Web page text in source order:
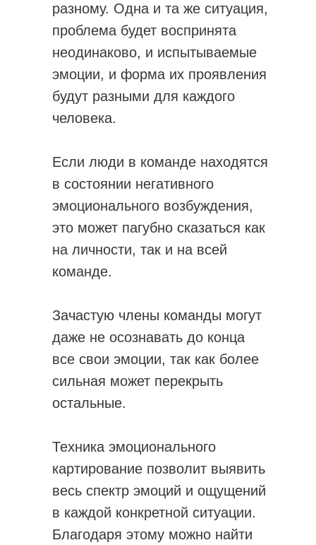
разному. Одна и та же ситуация,
проблема будет воспринята
неодинаково, и испытываемые
эмоции, и форма их проявления
будут разными для каждого
человека.
Если люди в команде находятся
в состоянии негативного
эмоционального возбуждения,
это может пагубно сказаться как
на личности, так и на всей
команде.
Зачастую члены команды могут
даже не осознавать до конца
все свои эмоции, так как более
сильная может перекрыть
остальные.
Техника эмоционального
картирование позволит выявить
весь спектр эмоций и ощущений
в каждой конкретной ситуации.
Благодаря этому можно найти